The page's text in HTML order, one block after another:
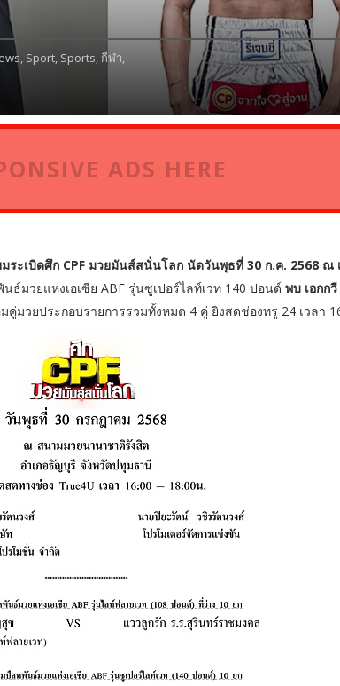
Sport, Sports, กีฬา,
ADS HERE
ระเบิดศึก CPF มวยมันส์สนั่นโลก นัดวันพุธที่ 30 ก.ค. 2568 ณ
ธ์มวยแห่งเอเซีย ABF รุ่นซูเปอร์ไลท์เวท 140 ปอนด์ พบ เอกก
มวยประกอบรายการรวมทั้งหมด 4 คู่ ยิงสดช่องทรู 24 เวลา